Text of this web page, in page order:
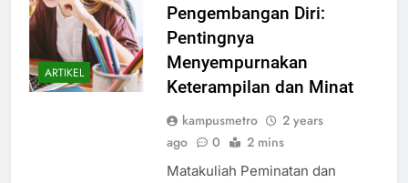
ARTIKEL
Pengembangan Diri:
Pentingnya
Menyempurnakan
Keterampilan dan Minat
kampusmetro
2 years
ago
0 2 mins
Matakuliah Peminatan dan